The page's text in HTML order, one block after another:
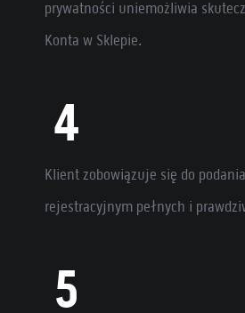
prywatności uniemożliwia
Konta w Sklepie.
Klient zobowiązuje się do
rejestracyjnym pełnych i